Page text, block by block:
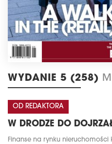
WYDANIE 5 (258)
OD REDAKTORA
W DRODZE DO
Finanse na rynku